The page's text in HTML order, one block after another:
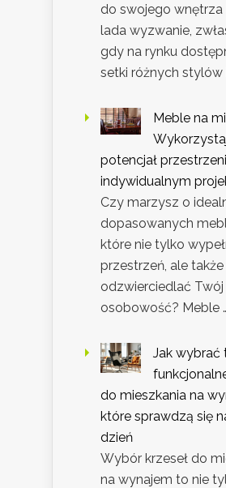
do swojego wnętrza
lada wyzwanie,
gdy na rynku
setki różnych stylów
Meble na
potencjał
indywidualnym
Czy marzysz o
dopasowanych
które nie tylko
przestrzeń, ale
odzwierciedlać Twój
osobowość? Meble
Jak wybrać
do mieszkania na
które sprawdzą się
dzień
Wybór krzeseł do
na wynajem to nie